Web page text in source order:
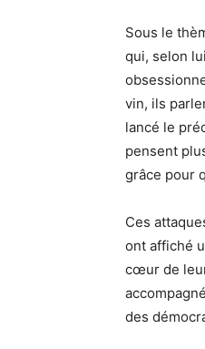
Sous le
qui, selon
vin, ils
lancé le
pensent
grâce pour
Ces
ont affiché
cœur de
des